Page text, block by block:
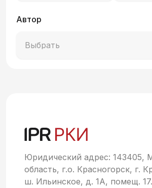
Автор
Выбрать
Юридический адрес: 143405,
область, г.о. Красногорск, г.
ш. Ильинское, д. 1А, помещ.